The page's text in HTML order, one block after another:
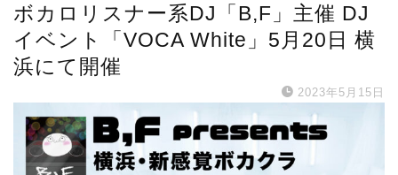
ボカロリスナー系DJ「B,F」主催 DJ
イベント「VOCA White」5月20日 横
浜にて開催
2023年5月15日